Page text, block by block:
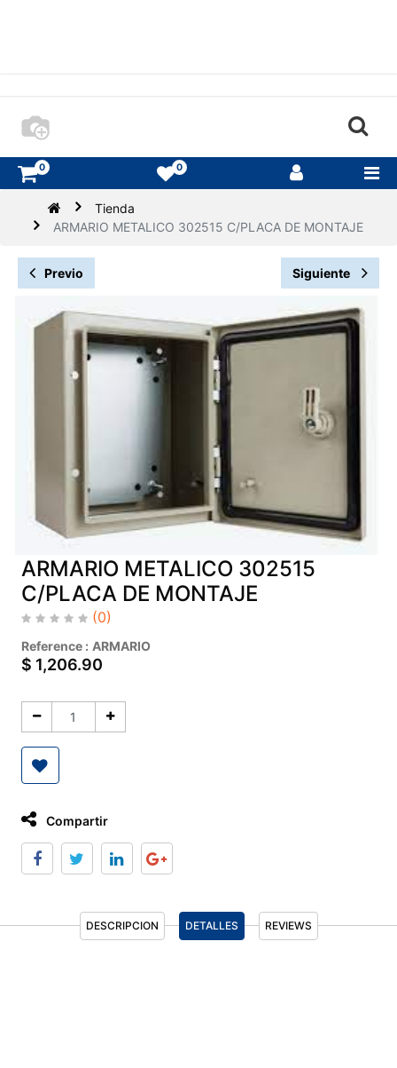
0 0
Tienda
ARMARIO METALICO 302515 C/PLACA DE MONTAJE
Previo Siguiente
ARMARIO METALICO 302515
C/PLACA DE MONTAJE
(0)
Reference : ARMARIO
$ 1,206.90
Compartir
DESCRIPCION DETALLES REVIEWS